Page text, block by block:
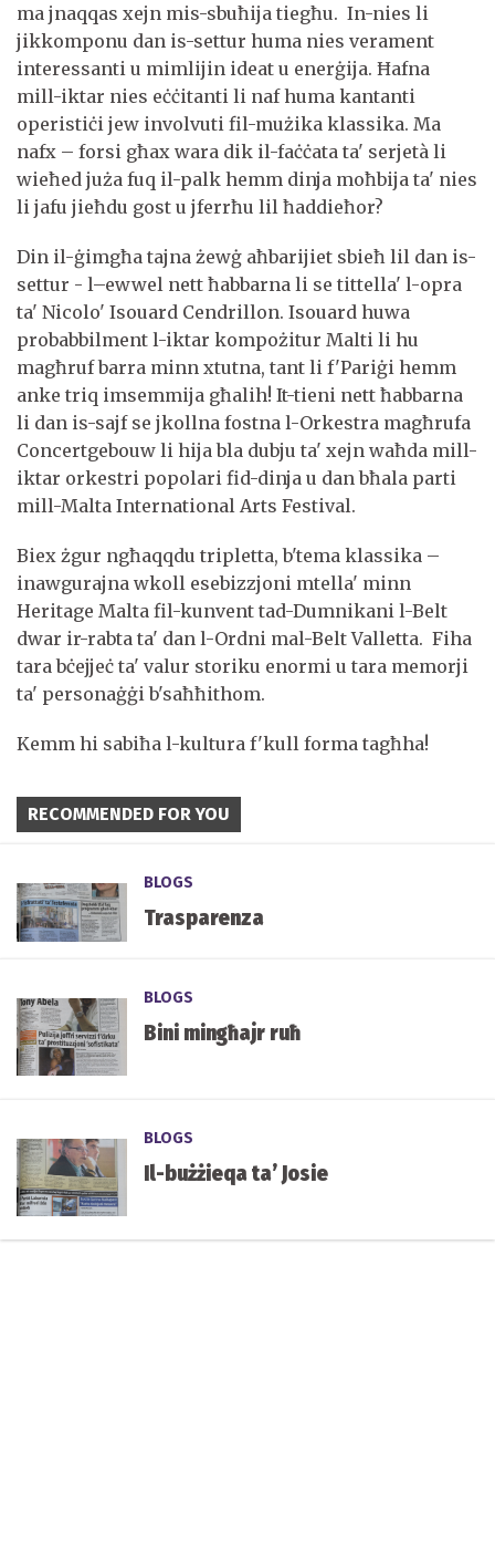
ma jnaqqas xejn mis-sbuħija tiegħu. In-nies li
jikkomponu dan is-settur huma nies verament
interessanti u mimlijin ideat u enerġija. Ħafna
mill-iktar nies eċċitanti li naf huma kantanti
operistiċi jew involvuti fil-mużika klassika. Ma
nafx – forsi għax wara dik il-faċċata ta' serjetà li
wieħed juża fuq il-palk hemm dinja moħbija ta' nies
li jafu jieħdu gost u jferrħu lil ħaddieħor?
Din il-ġimgħa tajna żewġ aħbarijiet sbieħ lil dan is-
settur - l–ewwel nett ħabbarna li se tittella' l-opra
ta' Nicolo' Isouard Cendrillon. Isouard huwa
probabbilment l-iktar kompożitur Malti li hu
magħruf barra minn xtutna, tant li f'Pariġi hemm
anke triq imsemmija għalih! It-tieni nett ħabbarna
li dan is-sajf se jkollna fostna l-Orkestra magħrufa
Concertgebouw li hija bla dubju ta' xejn waħda mill-
iktar orkestri popolari fid-dinja u dan bħala parti
mill-Malta International Arts Festival.
Biex żgur ngħaqqdu tripletta, b'tema klassika –
inawgurajna wkoll esebizzjoni mtella' minn
Heritage Malta fil-kunvent tad-Dumnikani l-Belt
dwar ir-rabta ta' dan l-Ordni mal-Belt Valletta. Fiha
tara bċejjeċ ta' valur storiku enormi u tara memorji
ta' personaġġi b'saħħithom.
Kemm hi sabiħa l-kultura f'kull forma tagħha!
RECOMMENDED FOR YOU
BLOGS
Trasparenza
BLOGS
Bini mingħajr ruħ
BLOGS
Il-bużżieqa ta’ Josie